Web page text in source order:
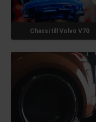
Chassi till Volvo V70